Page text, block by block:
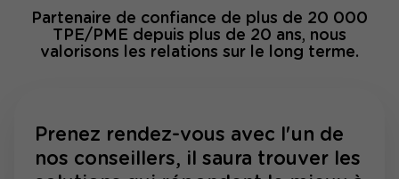
Partenaire de confiance de plus de 20 000
TPE/PME depuis plus de 20 ans, nous
valorisons les relations sur le long terme.
Prenez rendez-vous avec l'un de
nos conseillers, il saura trouver les